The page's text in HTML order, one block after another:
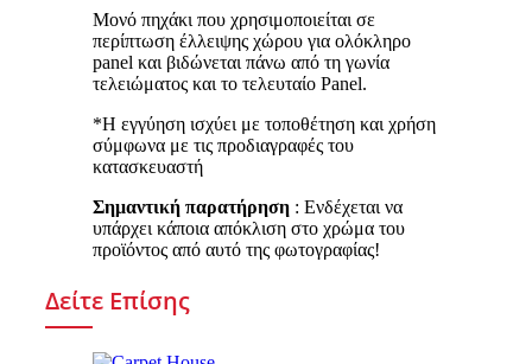
Μονό πηχάκι που χρησιμοποιείται σε
περίπτωση έλλειψης χώρου για ολόκληρο
panel και βιδώνεται πάνω από τη γωνία
τελειώματος και το τελευταίο Panel.
*Η εγγύηση ισχύει με τοποθέτηση και χρήση
σύμφωνα με τις προδιαγραφές του
κατασκευαστή
Σημαντική παρατήρηση: Ενδέχεται να
υπάρχει κάποια απόκλιση στο χρώμα του
προϊόντος από αυτό της φωτογραφίας!
Δείτε Επίσης